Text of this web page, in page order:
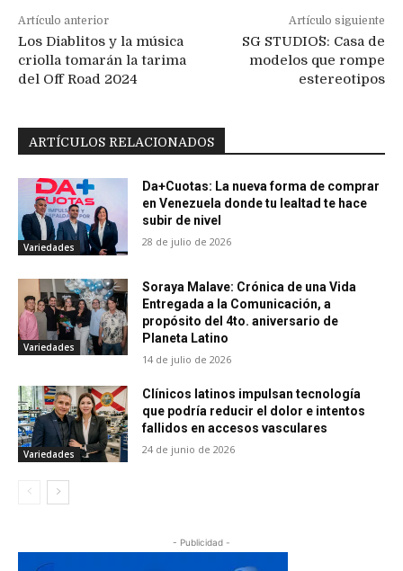
Artículo anterior
Los Diablitos y la música
criolla tomarán la tarima
del Off Road 2024
Artículo siguiente
SG STUDIO´S: Casa de
modelos que rompe
estereotipos
ARTÍCULOS RELACIONADOS
Variedades
Da+Cuotas: La nueva forma de comprar
en Venezuela donde tu lealtad te hace
subir de nivel
28 de julio de 2026
Variedades
Soraya Malave: Crónica de una Vida
Entregada a la Comunicación, a
propósito del 4to. aniversario de
Planeta Latino
14 de julio de 2026
Variedades
Clínicos latinos impulsan tecnología
que podría reducir el dolor e intentos
fallidos en accesos vasculares
24 de junio de 2026
- Publicidad -